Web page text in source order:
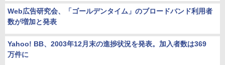
Web広告研究会、「ゴールデンタイム」のブロードバンド利用者
数が増加と発表
Yahoo! BB、2003年12月末の進捗状況を発表。加入者数は369
万件に